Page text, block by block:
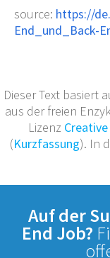
source: https://
End_und_Back-
Dieser Text basiert
aus der freien
Lizenz
(Kurzfassung). In
Auf der
End Job?